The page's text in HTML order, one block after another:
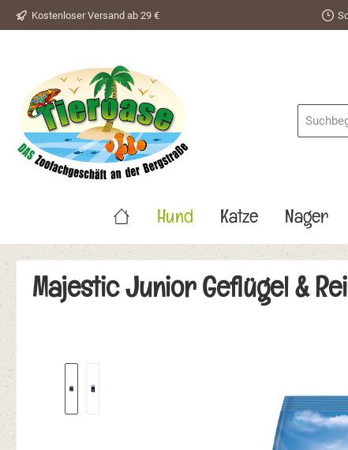
Zur Hauptnavigation springen
Kostenloser Versand ab 29 €
Hund Katze Nager
Majestic Junior Geflügel &